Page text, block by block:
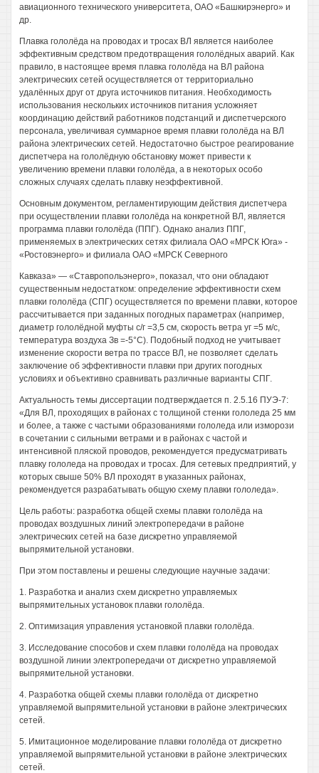
авиационного технического университета, ОАО «Башкирэнерго» и
др.
Плавка гололёда на проводах и тросах ВЛ является наиболее
эффективным средством предотвращения гололёдных аварий. Как
правило, в настоящее время плавка гололёда на ВЛ района
электрических сетей осуществляется от территориально
удалённых друг от друга источников питания. Необходимость
использования нескольких источников питания усложняет
координацию действий работников подстанций и диспетчерского
персонала, увеличивая суммарное время плавки гололёда на ВЛ
района электрических сетей. Недостаточно быстрое реагирование
диспетчера на гололёдную обстановку может привести к
увеличению времени плавки гололёда, а в некоторых особо
сложных случаях сделать плавку неэффективной.
Основным документом, регламентирующим действия диспетчера
при осуществлении плавки гололёда на конкретной ВЛ, является
программа плавки гололёда (ППГ). Однако анализ ППГ,
применяемых в электрических сетях филиала ОАО «МРСК Юга» -
«Ростовэнерго» и филиала ОАО «МРСК Северного
Кавказа» — «Ставропольэнерго», показал, что они обладают
существенным недостатком: определение эффективности схем
плавки гололёда (СПГ) осуществляется по времени плавки, которое
рассчитывается при заданных погодных параметрах (например,
диаметр гололёдной муфты с/г =3,5 см, скорость ветра уг =5 м/с,
температура воздуха Зв =-5°С). Подобный подход не учитывает
изменение скорости ветра по трассе ВЛ, не позволяет сделать
заключение об эффективности плавки при других погодных
условиях и объективно сравнивать различные варианты СПГ.
Актуальность темы диссертации подтверждается п. 2.5.16 ПУЭ-7:
«Для ВЛ, проходящих в районах с толщиной стенки гололеда 25 мм
и более, а также с частыми образованиями гололеда или изморози
в сочетании с сильными ветрами и в районах с частой и
интенсивной пляской проводов, рекомендуется предусматривать
плавку гололеда на проводах и тросах. Для сетевых предприятий, у
которых свыше 50% ВЛ проходят в указанных районах,
рекомендуется разрабатывать общую схему плавки гололеда».
Цель работы: разработка общей схемы плавки гололёда на
проводах воздушных линий электропередачи в районе
электрических сетей на базе дискретно управляемой
выпрямительной установки.
При этом поставлены и решены следующие научные задачи:
1. Разработка и анализ схем дискретно управляемых
выпрямительных установок плавки гололёда.
2. Оптимизация управления установкой плавки гололёда.
3. Исследование способов и схем плавки гололёда на проводах
воздушной линии электропередачи от дискретно управляемой
выпрямительной установки.
4. Разработка общей схемы плавки гололёда от дискретно
управляемой выпрямительной установки в районе электрических
сетей.
5. Имитационное моделирование плавки гололёда от дискретно
управляемой выпрямительной установки в районе электрических
сетей.